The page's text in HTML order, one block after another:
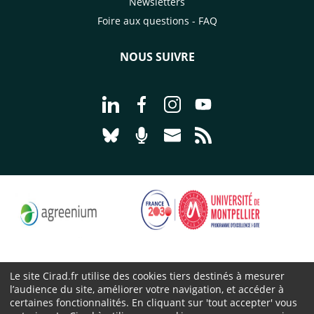
Foire aux questions - FAQ
NOUS SUIVRE
Aller à la page Nous suivre sur
Aller à la page Nous suivre sur
Aller à la page Nous
Aller à la page
Aller à la page Nous suivre sur
Aller à la page Nourrir le
Aller à la page Nous
Cirad 2026 ©
Mentions légales
Le site Cirad.fr utilise des cookies tiers destinés à mesurer
l’audience du site, améliorer votre navigation, et accéder à
certaines fonctionnalités. En cliquant sur 'tout accepter' vous